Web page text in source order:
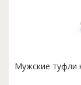
Мужские туфли